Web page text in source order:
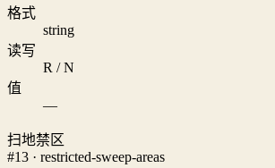
格式
string
读写
R / N
值
—
扫地禁区
#13 · restricted-sweep-areas